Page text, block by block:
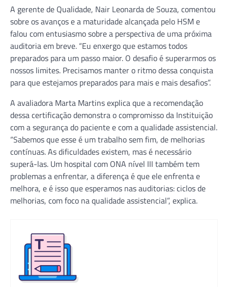
A gerente de Qualidade, Nair Leonarda de Souza, comentou
sobre os avanços e a maturidade alcançada pelo HSM e
falou com entusiasmo sobre a perspectiva de uma próxima
auditoria em breve. “Eu enxergo que estamos todos
preparados para um passo maior. O desafio é superarmos os
nossos limites. Precisamos manter o ritmo dessa conquista
para que estejamos preparados para mais e mais desafios”.
A avaliadora Marta Martins explica que a recomendação
dessa certificação demonstra o compromisso da Instituição
com a segurança do paciente e com a qualidade assistencial.
“Sabemos que esse é um trabalho sem fim, de melhorias
contínuas. As dificuldades existem, mas é necessário
superá-las. Um hospital com ONA nível III também tem
problemas a enfrentar, a diferença é que ele enfrenta e
melhora, e é isso que esperamos nas auditorias: ciclos de
melhorias, com foco na qualidade assistencial”, explica.